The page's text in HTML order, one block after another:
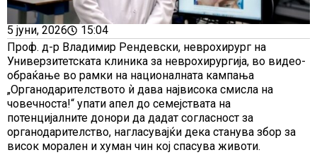
5 јуни, 2026
15:04
Проф. д-р Владимир Рендевски, неврохирург на
Универзитетската клиника за неврохирургија, во видео-
обраќање во рамки на националната кампања
„Органодарителството ѝ дава највисока смисла на
човечноста!“ упати апел до семејствата на
потенцијалните донори да дадат согласност за
органодарителство, нагласувајќи дека станува збор за
висок морален и хуман чин кој спасува животи.